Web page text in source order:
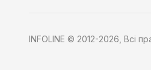
INFOLINE © 2012-2026, Всі